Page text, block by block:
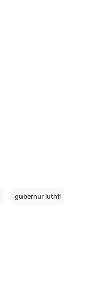
gubernur luthfi